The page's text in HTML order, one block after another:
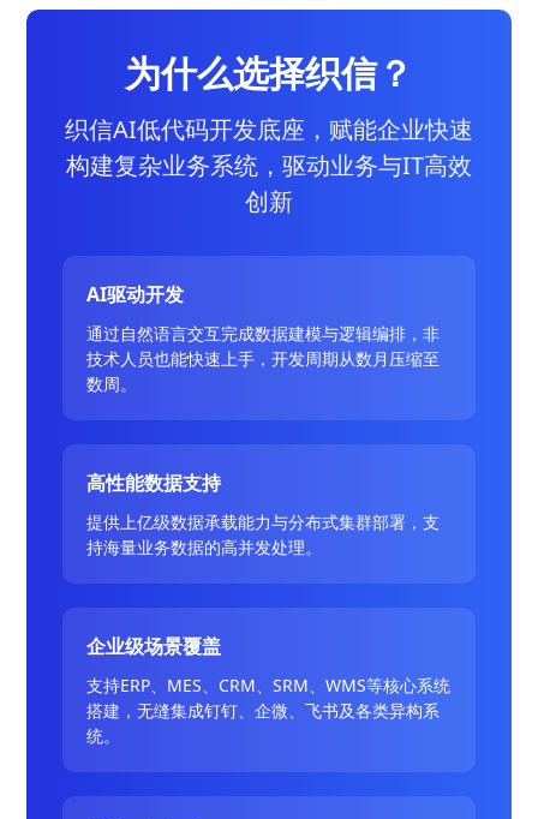
为什么选择织信？
织信AI低代码开发底座，赋能企业快速
构建复杂业务系统，驱动业务与IT高效
创新
AI驱动开发
通过自然语言交互完成数据建模与逻辑编排，非
技术人员也能快速上手，开发周期从数月压缩至
数周。
高性能数据支持
提供上亿级数据承载能力与分布式集群部署，支
持海量业务数据的高并发处理。
企业级场景覆盖
支持ERP、MES、CRM、SRM、WMS等核心系统
搭建，无缝集成钉钉、企微、飞书及各类异构系
统。